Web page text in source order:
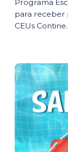
Programa
para receber
CEUs